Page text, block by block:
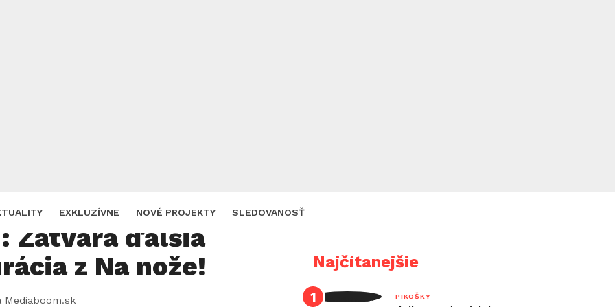
EXKLUZÍVNE NOVÉ PROJEKTY SLEDOVANOSŤ
v nej zažil najväčšiu
Zatvára ďalšia
z Na nože!
Mediaboom.sk
Najčítanejšie
PIKOŠKY